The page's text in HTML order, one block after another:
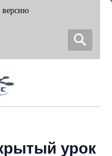
версию
урок